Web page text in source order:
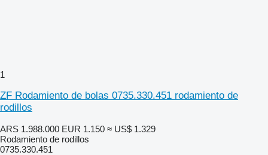
1
ZF Rodamiento de bolas 0735.330.451 rodamiento de
rodillos
ARS 1.988.000 EUR 1.150 ≈ US$ 1.329
Rodamiento de rodillos
0735.330.451